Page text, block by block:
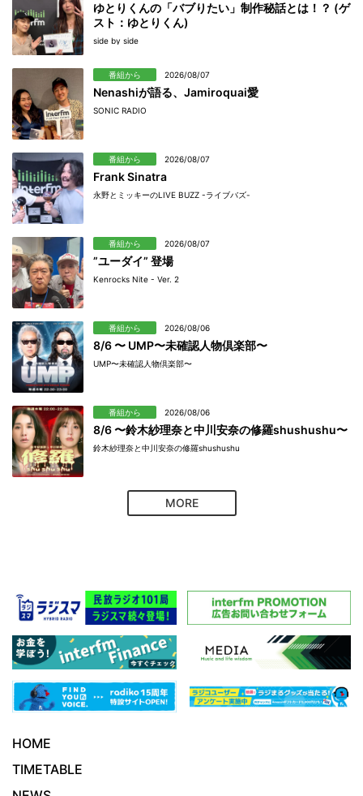
ゆとりくんの「バブりたい」制作秘話とは！？ (ゲ
スト：ゆとりくん)
side by side
番組から 2026/08/07
Nenashiが語る、Jamiroquai愛
SONIC RADIO
番組から 2026/08/07
Frank Sinatra
永野とミッキーのLIVE BUZZ -ライブバズ-
番組から 2026/08/07
”ユーダイ” 登場
Kenrocks Nite - Ver. 2
番組から 2026/08/06
8/6 〜 UMP〜未確認人物倶楽部〜
UMP〜未確認人物倶楽部〜
番組から 2026/08/06
8/6 〜鈴木紗理奈と中川安奈の修羅shushushu〜
鈴木紗理奈と中川安奈の修羅shushushu
MORE
HOME
TIMETABLE